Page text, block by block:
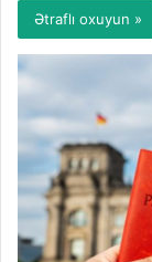
Ətraflı oxuyun »